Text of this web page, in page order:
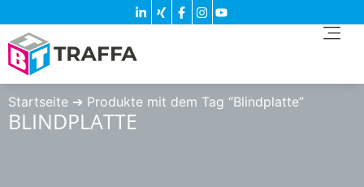
Startseite ➔ Produkte mit dem Tag “Blindplatte”
BLINDPLATTE